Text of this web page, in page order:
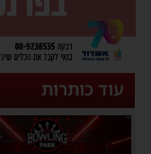
עוד כותרות